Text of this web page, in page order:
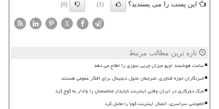
این پست را می پسندید؟ (1)
(0)
X
تازه ترین مطالب مرتبط
ساعت هوشمند اوپو میزان چربی سوزی را اطلاع می دهد
خبرنگاران حوزه فناوری، مترجمان تحول دیجیتال برای افکار عمومی هستند
مرگ دورکاری در ایران وقتی اینترنت ناپایدار متخصصان را وادار به کوچ کرد
خاموشی سراسری، اتصال اینترنت کوبا را مختل کرد